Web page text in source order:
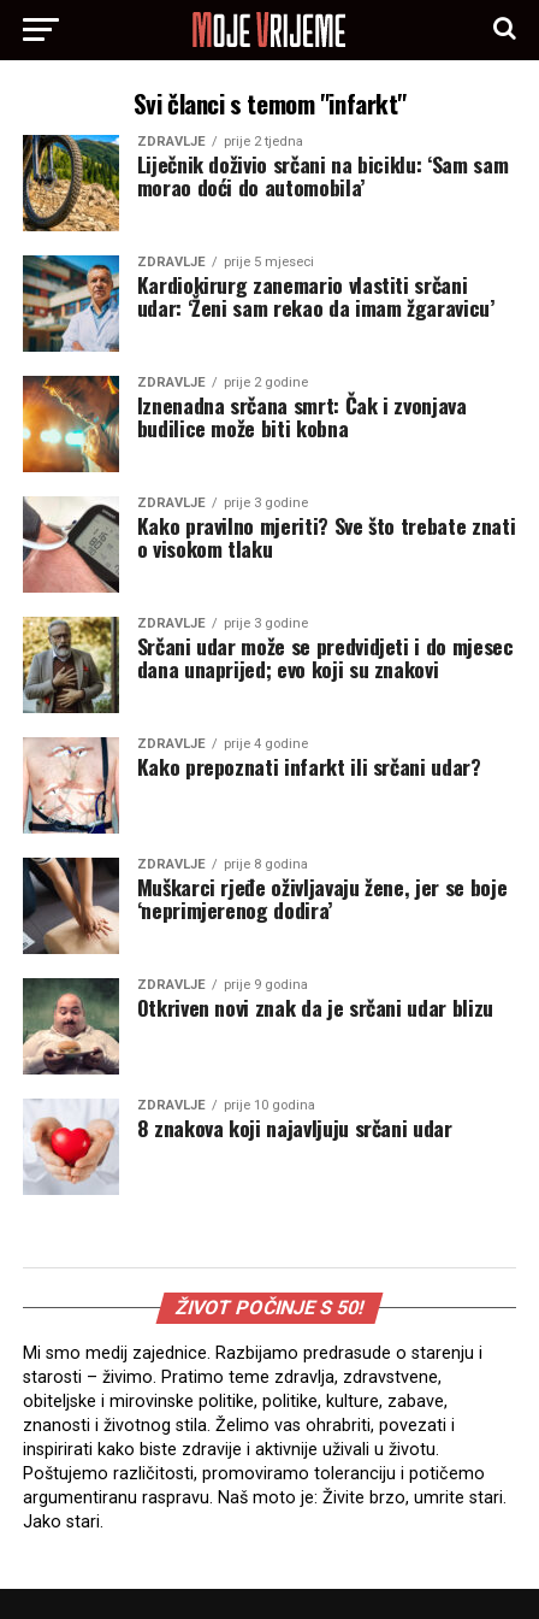
Svi članci s temom "infarkt"
ZDRAVLJE prije 2 tjedna
Liječnik doživio srčani na biciklu: ‘Sam sam
morao doći do automobila’
ZDRAVLJE prije 5 mjeseci
Kardiokirurg zanemario vlastiti srčani
udar: ‘Ženi sam rekao da imam žgaravicu’
ZDRAVLJE prije 2 godine
Iznenadna srčana smrt: Čak i zvonjava
budilice može biti kobna
ZDRAVLJE prije 3 godine
Kako pravilno mjeriti? Sve što trebate znati
o visokom tlaku
ZDRAVLJE prije 3 godine
Srčani udar može se predvidjeti i do mjesec
dana unaprijed; evo koji su znakovi
ZDRAVLJE prije 4 godine
Kako prepoznati infarkt ili srčani udar?
ZDRAVLJE prije 8 godina
Muškarci rjeđe oživljavaju žene, jer se boje
‘neprimjerenog dodira’
ZDRAVLJE prije 9 godina
Otkriven novi znak da je srčani udar blizu
ZDRAVLJE prije 10 godina
8 znakova koji najavljuju srčani udar
ŽIVOT POČINJE S 50!
Mi smo medij zajednice. Razbijamo predrasude o starenju i
starosti – živimo. Pratimo teme zdravlja, zdravstvene,
obiteljske i mirovinske politike, politike, kulture, zabave,
znanosti i životnog stila. Želimo vas ohrabriti, povezati i
inspirirati kako biste zdravije i aktivnije uživali u životu.
Poštujemo različitosti, promoviramo toleranciju i potičemo
argumentiranu raspravu. Naš moto je: Živite brzo, umrite stari.
Jako stari.